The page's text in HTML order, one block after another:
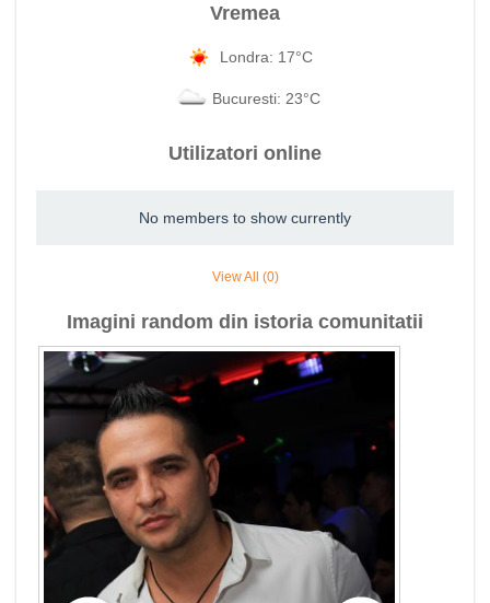
Vremea
Londra: 17°C
Bucuresti: 23°C
Utilizatori online
No members to show currently
View All (0)
Imagini random din istoria comunitatii